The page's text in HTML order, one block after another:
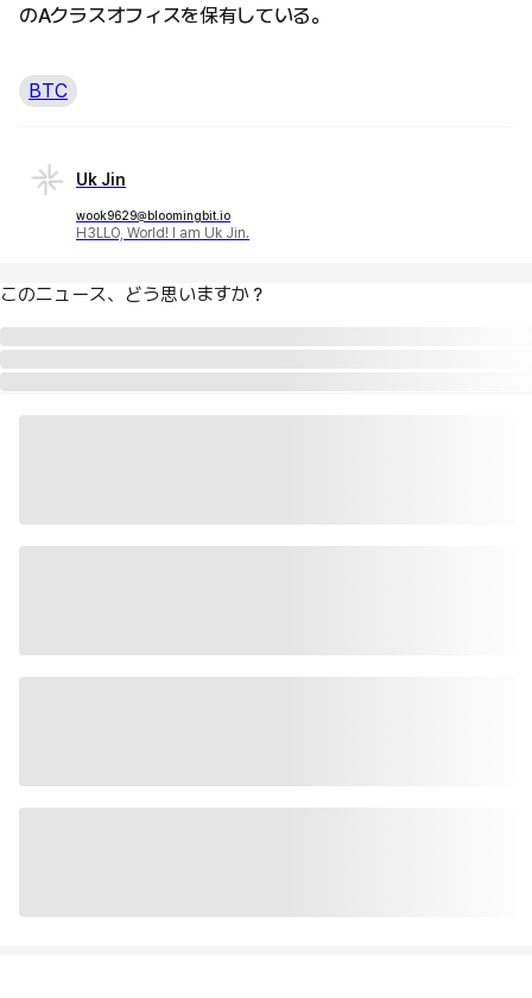
のAクラスオフィスを保有している。
BTC
Uk Jin
wook9629@bloomingbit.io
H3LLO, World! I am Uk Jin.
このニュース、どう思いますか？